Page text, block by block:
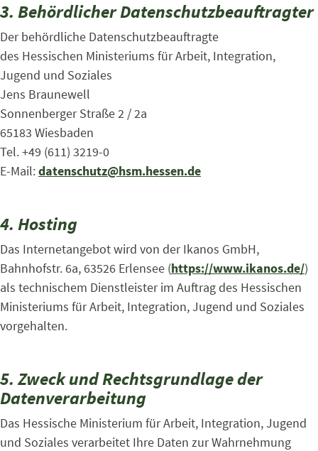
3. Behördlicher Datenschutzbeauftragter
Der behördliche Datenschutzbeauftragte
des Hessischen Ministeriums für Arbeit, Integration,
Jugend und Soziales
Jens Braunewell
Sonnenberger Straße 2 / 2a
65183 Wiesbaden
Tel. +49 (611) 3219-0
E-Mail:datenschutz@hsm.hessen.de
4. Hosting
Das Internetangebot wird von der Ikanos GmbH,
Bahnhofstr. 6a, 63526 Erlensee (https://www.ikanos.de/)
als technischem Dienstleister im Auftrag des Hessischen
Ministeriums für Arbeit, Integration, Jugend und Soziales
vorgehalten.
5. Zweck und Rechtsgrundlage der
Datenverarbeitung
Das Hessische Ministerium für Arbeit, Integration, Jugend
und Soziales verarbeitet Ihre Daten zur Wahrnehmung